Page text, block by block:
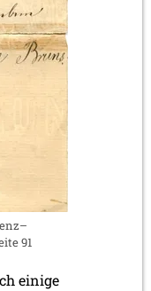
91
einige